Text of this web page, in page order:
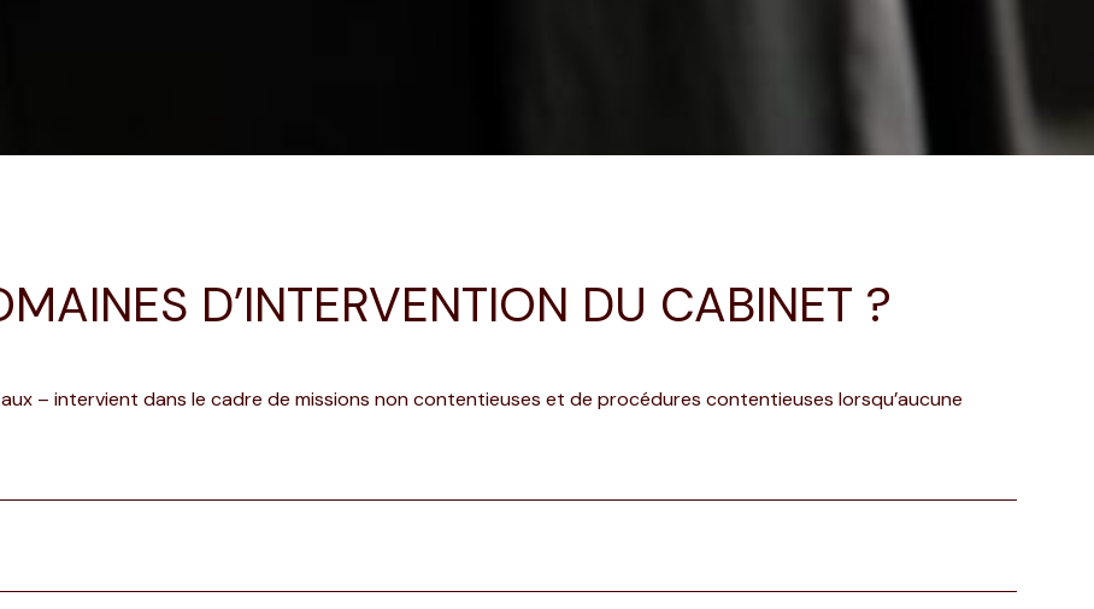
D’INTERVENTION DU CABINET ?
– intervient dans le cadre de missions non contentieuses et de procédures contentieuses lorsqu’aucune